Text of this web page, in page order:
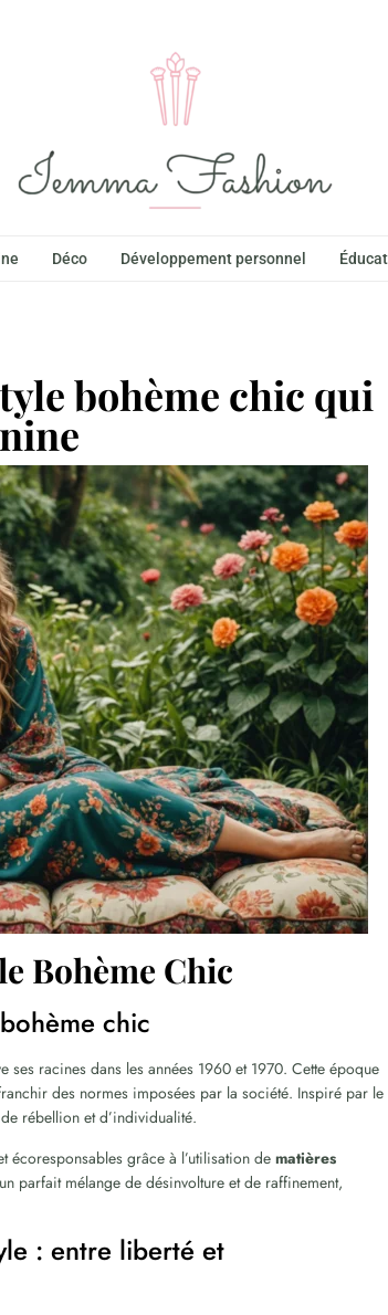
Déco Développement personnel
bohème chic qui
Bohème Chic
chic
ses racines dans les années 1960 et 1970. Cette époque
des normes imposées par la société. Inspiré par le
rébellion et d’individualité.
écoresponsables grâce à l’utilisation dematières
parfait mélange de désinvolture et de raffinement,
: entre liberté et